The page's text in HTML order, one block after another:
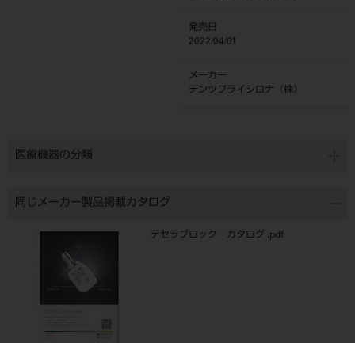
発売日
2022/04/01
メーカー
デンツプライシロナ（株）
医療機器の分類
同じメーカー製品掲載カタログ
テセラブロック カタログ .pdf